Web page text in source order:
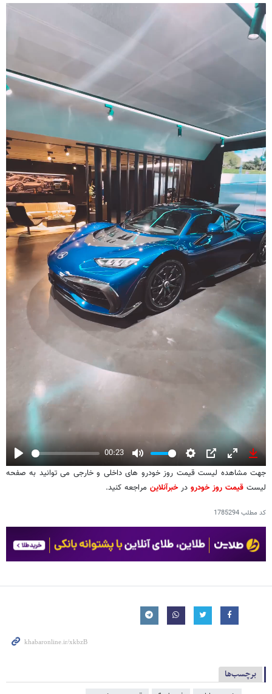
Play
00:23
Mute
Settings
PIP
Enter
fullscreen
جهت مشاهده لیست قیمت روز خودرو های داخلی و خارجی می توانید به صفحه
لیست قیمت روز خودرو درخبرآنلاین مراجعه کنید.
کد مطلب1785294
برچسب‌ها